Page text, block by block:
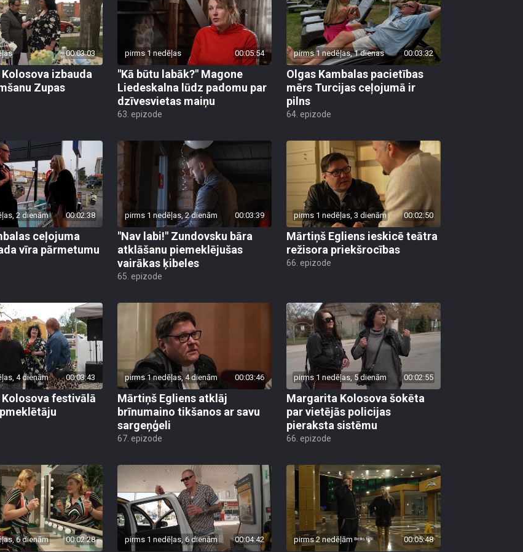
00:03:03
izbauda
Zupas
pirms 1 nedēļas 00:05:54
"Kā būtu labāk?" Magone
Liedeskalna lūdz padomu par
dzīvesvietas maiņu
63. epizode
pirms 1 nedēļas, 1 dienas 00:03:32
Olgas Kambalas pacietības
mērs Turcijas ceļojumā ir
pilns
64. epizode
2 dienām 00:02:38
ceļojuma
vīra pārmetumu
pirms 1 nedēļas, 2 dienām 00:03:39
"Nav labi!" Zundovsku bāra
atklāšanu piemeklējušas
vairākas ķibeles
65. epizode
pirms 1 nedēļas, 3 dienām 00:02:50
Mārtiņš Egliens ieskicē teātra
režisora priekšrocības
66. epizode
4 dienām 00:03:43
festivālā
pirms 1 nedēļas, 4 dienām 00:03:46
Mārtiņš Egliens atklāj
brīnumaino tikšanos ar savu
sargeņģeli
67. epizode
pirms 1 nedēļas, 5 dienām 00:02:55
Margarita Kolosova šokēta
par vietējās policijas
pieraksta sistēmu
66. epizode
6 dienām 00:02:28 pirms 1 nedēļas, 6 dienām 00:04:42 pirms 2 nedēļām 00:05:48